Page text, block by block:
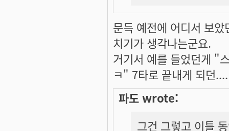
문득 예전에 어디서 보
치기가 생각나는군요.
거기서 예를 들었던게 "
ㅋ" 7타로 끝내게 되던....
파도 wrote:
그건 그렇고 이틀